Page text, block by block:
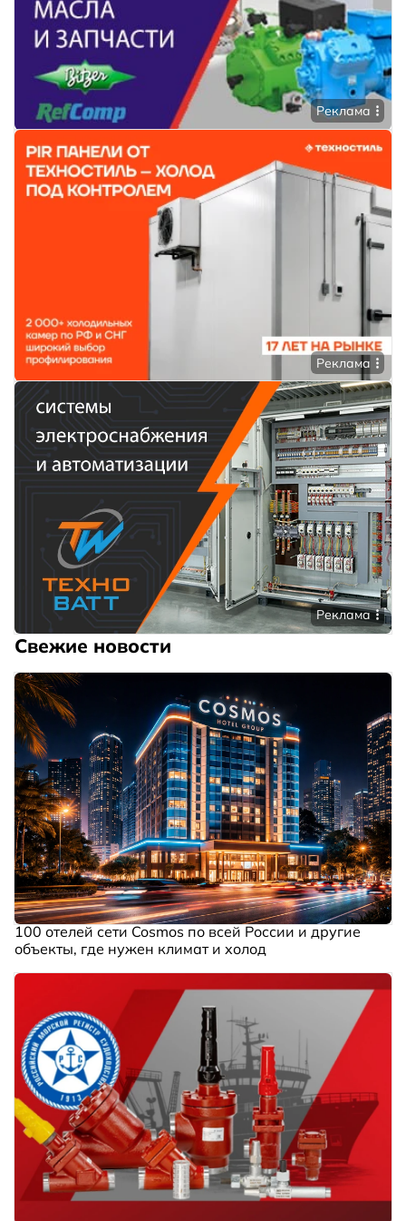
Реклама
Реклама
Реклама
Свежие новости
100 отелей сети Cosmos по всей России и другие
объекты, где нужен климат и холод